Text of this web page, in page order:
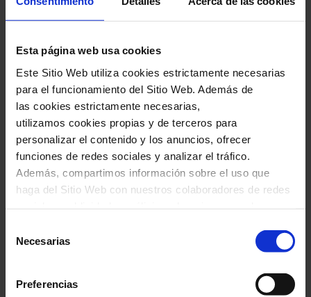
Esta página web usa cookies
Este Sitio Web utiliza cookies estrictamente necesarias
para el funcionamiento del Sitio Web. Además de
las cookies estrictamente necesarias,
utilizamos cookies propias y de terceros para
personalizar el contenido y los anuncios, ofrecer
funciones de redes sociales y analizar el tráfico.
Además, compartimos información sobre el uso que
haga del Sitio Web con nuestros colaboradores de redes
proporcionado o que hayan recopilado a través del uso
que haya hecho de sus servicios. En el cuadro inferior
puede “Permitir todas las cookies” o seleccionar el tipo
de cookies que quiere permitir y pulsar sobre "Permitir la
Necesarias
Preferencias
colorista.
Ficha artística
Giorgi Gigashvili